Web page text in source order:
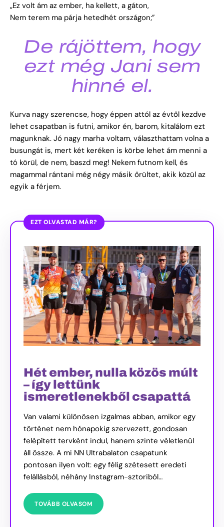
„Ez volt ám az ember, ha kellett, a gáton,
Nem terem ma párja hetedhét országon;”
De rájöttem, hogy
ezt még Jani sem
hinné el.
Kurva nagy szerencse, hogy éppen attól az évtől kezdve
lehet csapatban is futni, amikor én, barom, kitalálom ezt
magunknak. Jó nagy marha voltam, választhattam volna a
busungát is, mert két keréken is körbe lehet ám menni a
tó körül, de nem, baszd meg! Nekem futnom kell, és
magammal rántani még négy másik őrültet, akik közül az
egyik a férjem.
EZT OLVASTAD MÁR?
Hét ember, nulla közös múlt
– így lettünk
ismeretlenekből csapattá
Van valami különösen izgalmas abban, amikor egy
történet nem hónapokig szervezett, gondosan
felépített tervként indul, hanem szinte véletlenül
áll össze. A mi NN Ultrabalaton csapatunk
pontosan ilyen volt: egy félig szétesett eredeti
felállásból, néhány Instagram-sztoriból…
TOVÁBB OLVASOM